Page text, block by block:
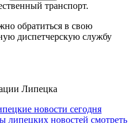
транспорт.
обратиться в свою
диспетчерскую службу
Липецка
новости сегодня
липецких новостей смотреть